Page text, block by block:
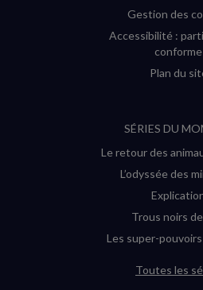
Gestion des
Accessibilité :
conforme
Plan du
SÉRIES DU
Le retour des
L’odyssée des
Trous noirs
Les super-
Toutes les